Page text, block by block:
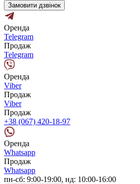
Замовити дзвінок
Оренда
Telegram
Продаж
Telegram
Оренда
Viber
Продаж
Viber
Продаж
+38 (067) 420-18-97
Оренда
Whatsapp
Продаж
Whatsapp
пн-сб: 9:00-19:00, нд: 10:00-16:00